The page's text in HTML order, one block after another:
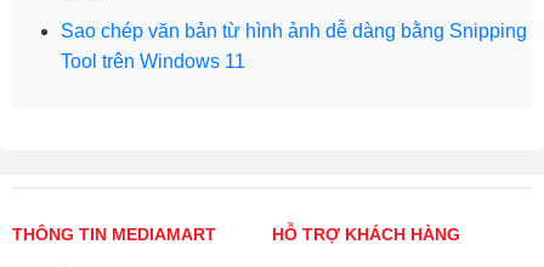
Sao chép văn bản từ hình ảnh dễ dàng bằng Snipping
Tool trên Windows 11
THÔNG TIN MEDIAMART HỖ TRỢ KHÁCH HÀNG